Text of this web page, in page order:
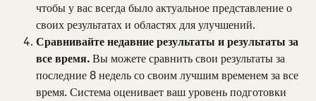
чтобы у вас всегда было актуальное представление о
своих результатах и областях для улучшений.
Сравнивайте недавние результаты и результаты за
все время. Вы можете сравнить свои результаты за
последние 8 недель со своим лучшим временем за все
время. Система оценивает ваш уровень подготовки